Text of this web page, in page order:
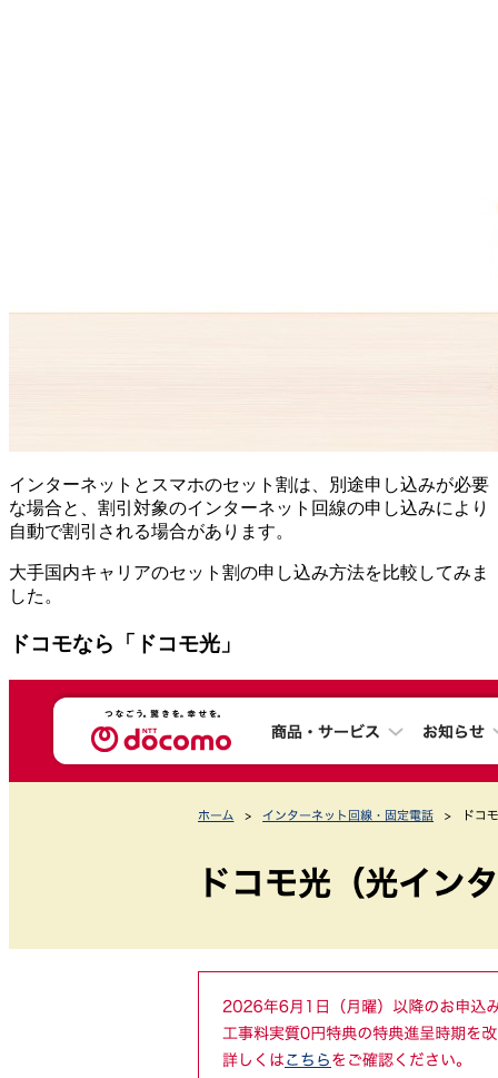
インターネットとスマホのセット割は、別途申し込みが必要
な場合と、割引対象のインターネット回線の申し込みにより
自動で割引される場合があります。
大手国内キャリアのセット割の申し込み方法を比較してみま
した。
ドコモなら「ドコモ光」